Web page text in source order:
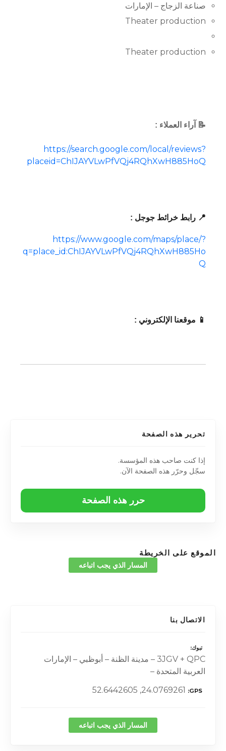
صناعة الزجاج – الإمارات
Theater production
Theater production
📝 آراء العملاء :
https://search.google.com/local/reviews?
placeid=ChIJAYVLwPfVQj4RQhXwH885HoQ
📍 رابط خرائط جوجل :
https://www.google.com/maps/place/?
q=place_id:ChIJAYVLwPfVQj4RQhXwH885Ho
Q
📱 موقعنا الإلكتروني :
تحرير هذه الصفحة
إذا كنت صاحب هذه المؤسسة.
سجّل وحرّر هذه الصفحة الآن.
حرر هذه الصفحة
الموقع على الخريطة
المسار الذي يجب اتباعه
الاتصال بنا
تبوك
3JGV + QPC – مدينة الظنة – أبوظبي – الإمارات
العربية المتحدة –
GPS
24.0769261, 52.6442605
المسار الذي يجب اتباعه